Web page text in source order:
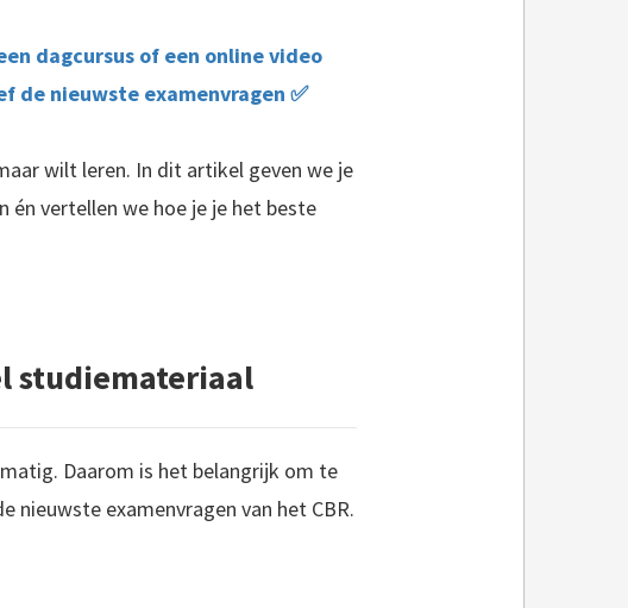
dagcursus of een online video
de nieuwste examenvragen ✅
wilt leren. In dit artikel geven we je
én vertellen we hoe je je het beste
studiemateriaal
Daarom is het belangrijk om te
nieuwste examenvragen van het CBR.